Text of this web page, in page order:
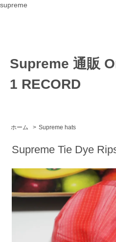
supreme
Supreme 通販
1 RECORD
ホーム > Supreme hats
Supreme Tie Dye